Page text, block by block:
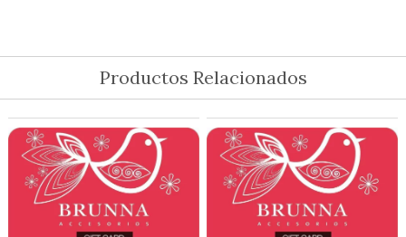
Productos Relacionados